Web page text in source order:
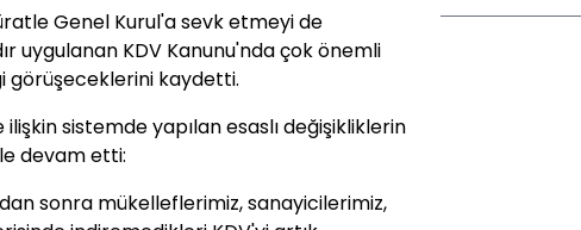
Genel Kurul'a sevk etmeyi de
uygulanan KDV Kanunu'nda çok önemli
görüşeceklerini kaydetti.
sistemde yapılan esaslı değişikliklerin
devam etti:
sonra mükelleflerimiz, sanayicilerimiz,